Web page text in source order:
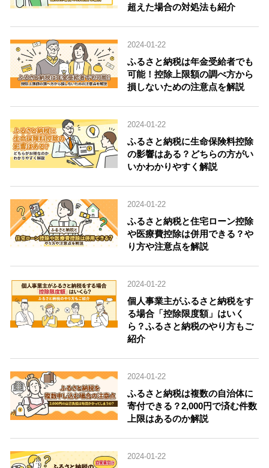
超えた場合の対処法も紹介
2024-01-22
ふるさと納税は年金受給者でも
可能！控除上限額の調べ方から
損しないための注意点を解説
2024-01-22
ふるさと納税に生命保険料控除
の影響はある？どちらの方がい
いかわかりやすく解説
2024-01-22
ふるさと納税と住宅ローン控除
や医療費控除は併用できる？や
り方や注意点を解説
2024-01-22
個人事業主がふるさと納税をす
る場合「控除限度額」はいく
ら？ふるさと納税のやり方もご
紹介
2024-01-22
ふるさと納税は複数の自治体に
寄付できる？2,000円で済む件数
上限はあるのか解説
2024-01-22